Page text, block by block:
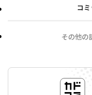
コ
その他の